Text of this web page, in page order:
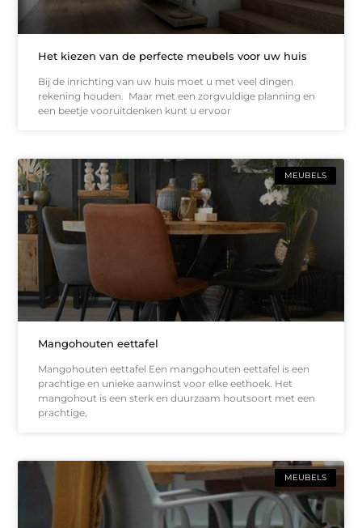
Het kiezen van de perfecte meubels voor uw huis
Bij de inrichting van uw huis moet u met veel dingen
rekening houden. Maar met een zorgvuldige planning en
een beetje vooruitdenken kunt u ervoor
MEUBELS
Mangohouten eettafel
Mangohouten eettafel Een mangohouten eettafel is een
prachtige en unieke aanwinst voor elke eethoek. Het
mangohout is een sterk en duurzaam houtsoort met een
prachtige,
MEUBELS